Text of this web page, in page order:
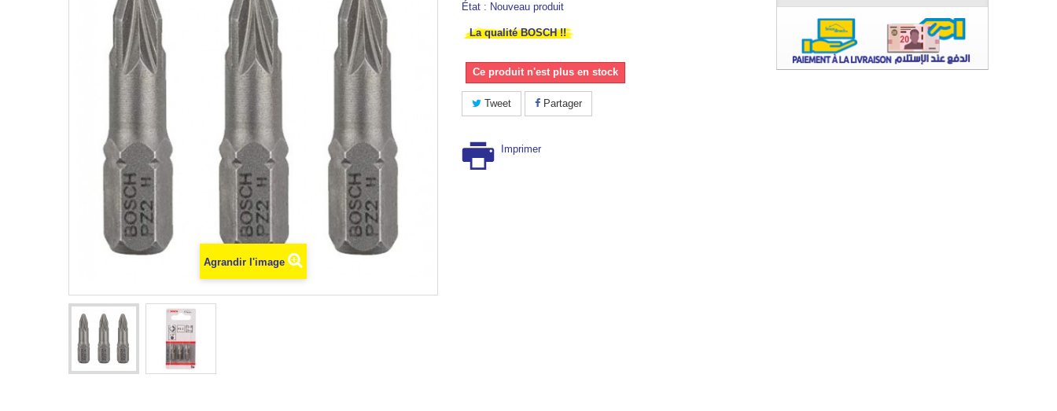
Agrandir l'image
État : Nouveau produit
La qualité BOSCH !!
Ce produit n'est plus en stock
Tweet Partager
Imprimer